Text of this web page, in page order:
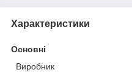
Характеристики
Основні
Виробник